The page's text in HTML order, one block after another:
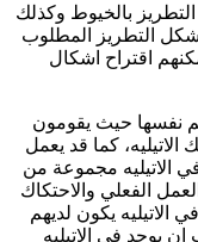
بالخيوط وكذلك
شكل التطريز المطلوب
اقتراح اشكال
نفسها حيث يقومون
كما قد يعمل
الاتيليه مجموعة من
الفعلي والاحتكاك
يكون لديهم
يوجد في الاتيليه